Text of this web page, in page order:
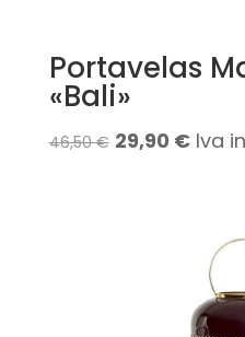
Portavelas
«Bali»
46,50€ El
29,90 €El
29,90
Iva